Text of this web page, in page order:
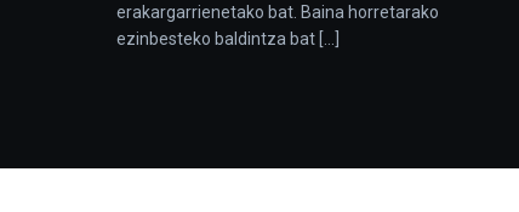
erakargarrienetako bat. Baina horretarako
ezinbesteko baldintza bat [...]